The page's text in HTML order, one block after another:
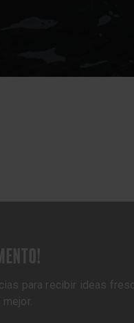
para recibir ideas